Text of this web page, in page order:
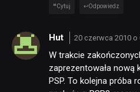
Cytuj Odpowiedz
Hut 20 czerwca 2010 o
W trakcie
zaprezentowała nową
PSP. To kolejna próba